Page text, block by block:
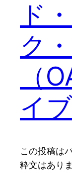
ド
ク
（
イブ
この投稿は
粋文はあり